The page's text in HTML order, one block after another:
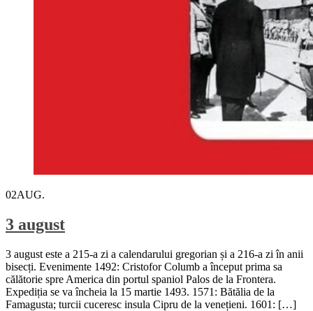
02AUG.
3 august
3 august este a 215-a zi a calendarului gregorian și a 216-a zi în anii
bisecți. Evenimente 1492: Cristofor Columb a început prima sa
călătorie spre America din portul spaniol Palos de la Frontera.
Expediția se va încheia la 15 martie 1493. 1571: Bătălia de la
Famagusta; turcii cuceresc insula Cipru de la venețieni. 1601: […]